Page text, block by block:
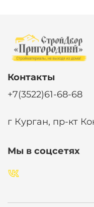
Контакты
+7(3522)61-68-68
г Курган, пр-кт
Мы в соцсетях